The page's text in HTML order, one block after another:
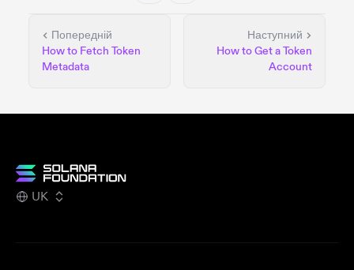
Попередній
How to Fetch Token
Metadata
Наступний
How to Get a Token
Account
UK